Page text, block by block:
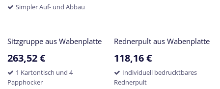
Simpler Auf- und Abbau
Sitzgruppe aus Wabenplatte
263,52€
1 Kartontisch und 4
Papphocker
Rednerpult aus Wabenplatte
118,16€
Individuell bedrucktbares
Rednerpult